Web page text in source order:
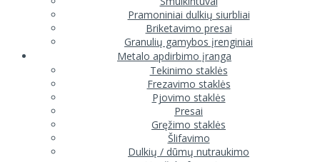
Pramoniniai dulkių siurbliai
Briketavimo presai
Granulių gamybos įrenginiai
Metalo apdirbimo įranga
Tekinimo staklės
Frezavimo staklės
Pjovimo staklės
Presai
Gręžimo staklės
Šlifavimo
Dulkių / dūmų nutraukimo